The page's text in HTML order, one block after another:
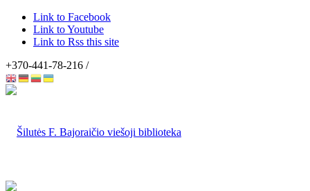
Link to Facebook
Link to Youtube
Link to Rss this site
+370-441-78-216 /